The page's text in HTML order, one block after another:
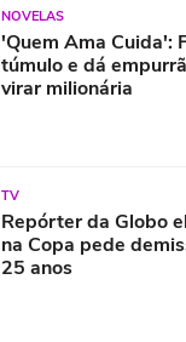
NOVELAS
'Quem Ama Cuida':
túmulo e dá
virar milionária
TV
Repórter da Globo
na Copa pede
25 anos